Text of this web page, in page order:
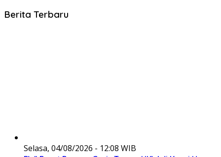
Berita Terbaru
Selasa, 04/08/2026 - 12:08 WIB